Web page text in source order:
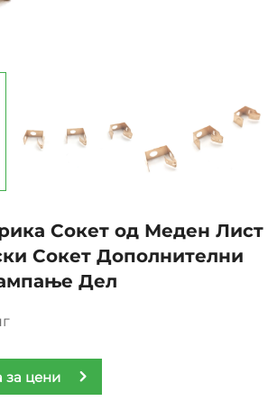
Сокет од Меден Лист
Сокет Дополнителни
Дел
за цени